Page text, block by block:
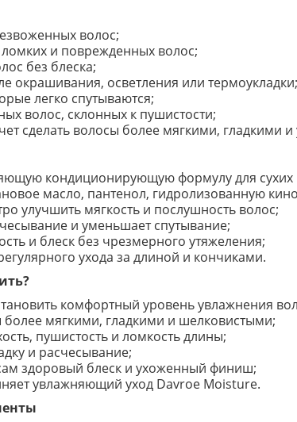
волос;
и поврежденных волос;
без блеска;
окрашивания, осветления или термоукладки;
легко спутываются;
волос, склонных к пушистости;
сделать волосы более мягкими, гладкими
кондиционирующую формулу для сухих
масло, пантенол, гидролизованную
улучшить мягкость и послушность волос;
и уменьшает спутывание;
и блеск без чрезмерного утяжеления;
ухода за длиной и кончиками.
комфортный уровень увлажнения
более мягкими, гладкими и шелковистыми;
пушистость и ломкость длины;
и расчесывание;
здоровый блеск и ухоженный финиш;
увлажняющий уход Davroe Moisture.